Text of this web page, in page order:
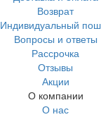
Возврат
Индивидуальный
Вопросы и ответы
Рассрочка
Отзывы
Акции
О компании
О нас